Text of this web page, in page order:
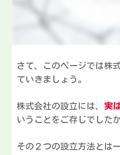
さて、このページでは株
ていきましょう。
株式会社の設立には、 実
いうことをご存じでした
その２つの設立方法とは